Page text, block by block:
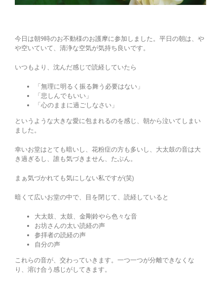
今日は朝9時のお不動様のお護摩に参加しました。平日の朝は、や
や空いていて、清浄な空気が気持ち良いです。
いつもより、沈んだ感じで読経していたら
「無理に明るく振る舞う必要はない」
「悲しんでもいい」
「心のままに過ごしなさい」
というような大きな愛に包まれるのを感じ、朝から泣いてしまい
ました。
幸いお堂はとても暗いし、花粉症の方も多いし、大太鼓の音は大
き過ぎるし、誰も気づきません、たぶん。
まぁ気づかれても気にしない私ですが(笑)
暗くて広いお堂の中で、目を閉じて、読経していると
大太鼓、太鼓、金剛鈴やら色々な音
お坊さんの太い読経の声
参拝者の読経の声
自分の声
これらの音が、交わっていきます。一つ一つが分離できなくな
り、溶け合う感じがしてきます。